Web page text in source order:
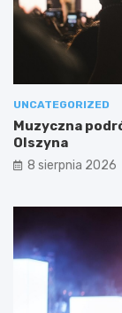
UNCATEGORIZED
Muzyczna
Olszyna
8 sierpnia 2026